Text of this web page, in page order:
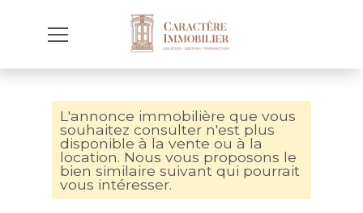
L'annonce immobilière que vous
souhaitez consulter n'est plus
disponible à la vente ou à la
location. Nous vous proposons le
bien similaire suivant qui pourrait
vous intéresser.